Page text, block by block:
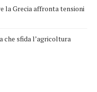
la Grecia affronta tensioni
che sfida l’agricoltura